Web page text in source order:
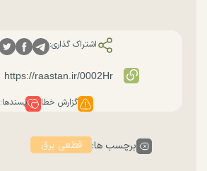
اشتراک گذاری:
گزارش خطا پسندها:
برچسب ها: قطعی برق